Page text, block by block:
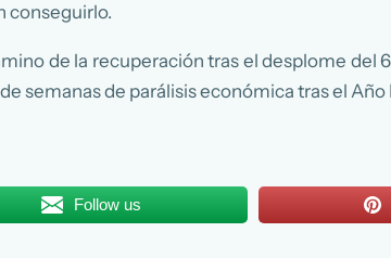
conseguirlo.
de la recuperación tras el desplome del
semanas de parálisis económica tras el Año
Follow us